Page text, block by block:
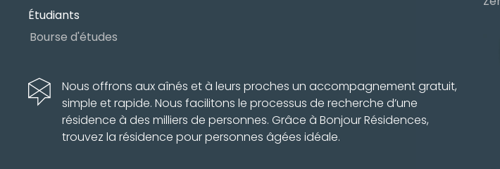
Étudiants
Bourse d'études
Nous offrons aux aînés et à leurs proches un accompagnement gratuit,
simple et rapide. Nous facilitons le processus de recherche d’une
résidence à des milliers de personnes. Grâce à Bonjour Résidences,
trouvez la résidence pour personnes âgées idéale.